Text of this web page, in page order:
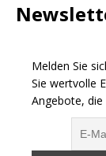
Melden Sie
Sie wertvolle
Angebote,